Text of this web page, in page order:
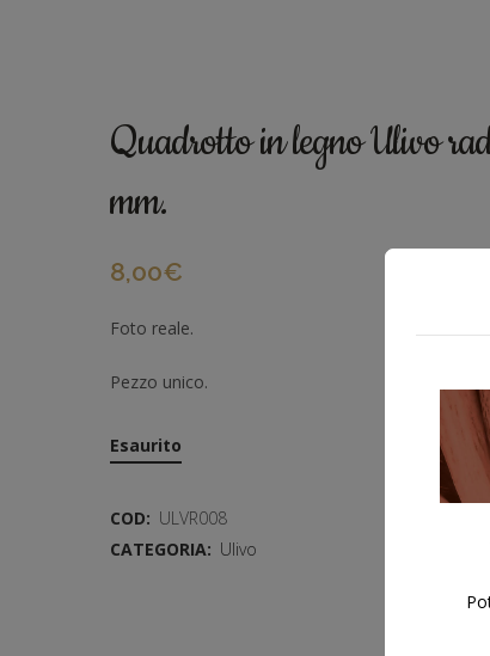
Quadrotto in legno Ulivo
mm.
8,00€
Foto reale.
Pezzo unico.
Esaurito
COD: ULVR008
CATEGORIA: Ulivo